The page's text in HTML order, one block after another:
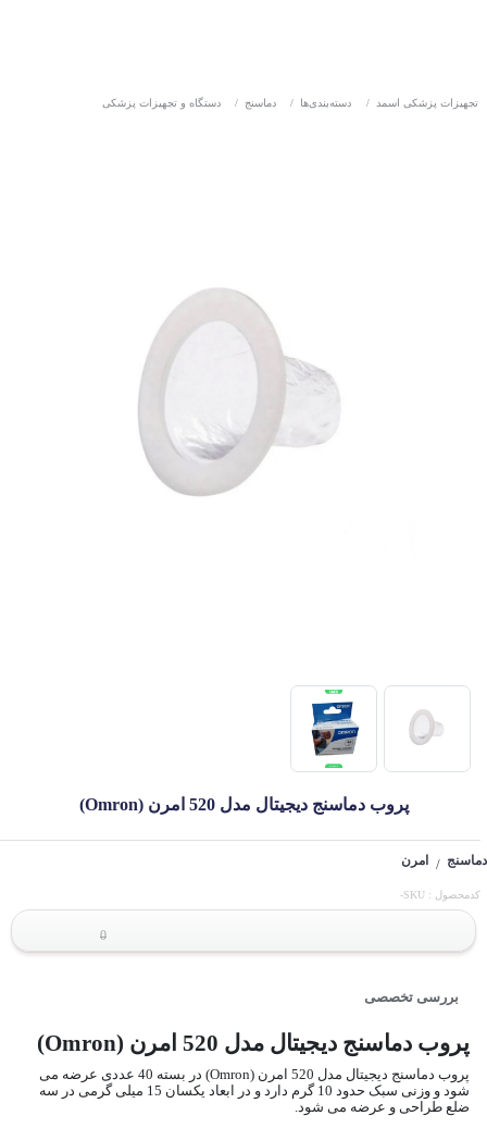
تجهیزات پزشکی اسمد / دسته‌بندی‌ها / دماسنج / دستگاه و تجهیزات پزشکی
پروب دماسنج دیجیتال مدل 520 امرن (Omron)
دماسنج / امرن
کدمحصول : SKU-
0
بررسی تخصصی
پروب دماسنج دیجیتال مدل 520 امرن (Omron)
پروب دماسنج دیجیتال مدل 520 امرن (Omron) در بسته 40 عددی عرضه می
شود و وزنی سبک حدود 10 گرم دارد و در ابعاد یکسان 15 میلی گرمی در سه
ضلع طراحی و عرضه می شود.